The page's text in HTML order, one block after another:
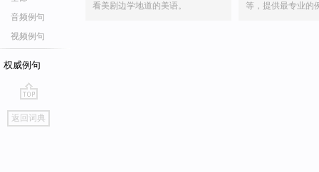
音频例句
视频例句
权威例句
go
top
返回词典
看美剧边学地道的美语。
等，提供最专业的